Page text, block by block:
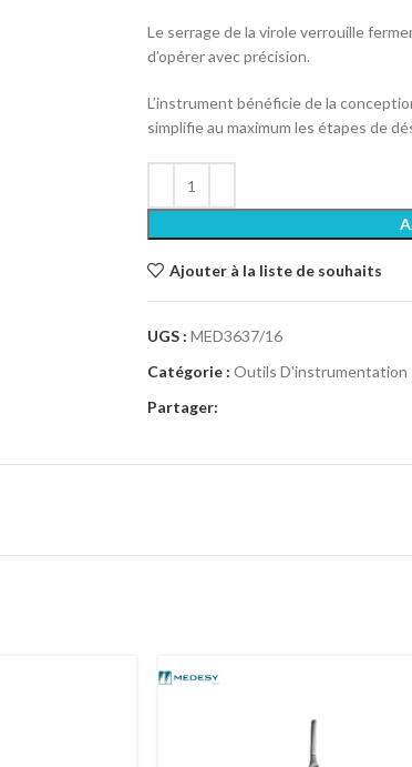
Le serrage de la virole verrouille
d’opérer avec précision.
L’instrument bénéficie de la
simplifie au maximum les étapes de
Ajouter à la liste de souhaits
UGS : MED3637/16
Catégorie : Outils D'instrumentation
Partager: